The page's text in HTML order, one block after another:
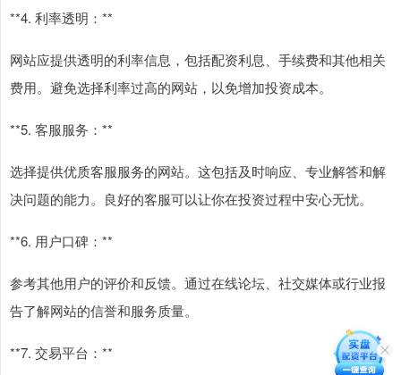
**4. 利率透明：**
网站应提供透明的利率信息，包括配资利息、手续费和其他相关
费用。避免选择利率过高的网站，以免增加投资成本。
**5. 客服服务：**
选择提供优质客服服务的网站。这包括及时响应、专业解答和解
决问题的能力。良好的客服可以让你在投资过程中安心无忧。
**6. 用户口碑：**
参考其他用户的评价和反馈。通过在线论坛、社交媒体或行业报
告了解网站的信誉和服务质量。
**7. 交易平台：**